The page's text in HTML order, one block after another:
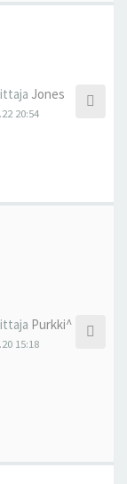
Jones
20:54
Purkki^
15:18